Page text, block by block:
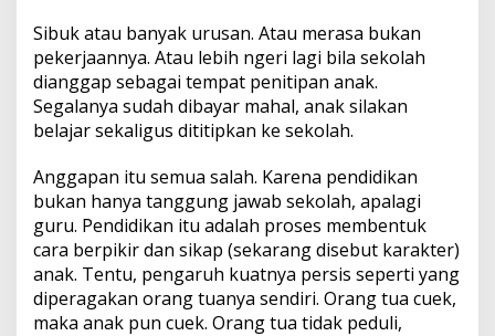
Sibuk atau banyak urusan. Atau merasa bukan
pekerjaannya. Atau lebih ngeri lagi bila sekolah
dianggap sebagai tempat penitipan anak.
Segalanya sudah dibayar mahal, anak silakan
belajar sekaligus dititipkan ke sekolah.
Anggapan itu semua salah. Karena pendidikan
bukan hanya tanggung jawab sekolah, apalagi
guru. Pendidikan itu adalah proses membentuk
cara berpikir dan sikap (sekarang disebut karakter)
anak. Tentu, pengaruh kuatnya persis seperti yang
diperagakan orang tuanya sendiri. Orang tua cuek,
maka anak pun cuek. Orang tua tidak peduli,